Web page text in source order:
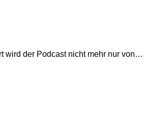
wird der Podcast nicht mehr nur von…